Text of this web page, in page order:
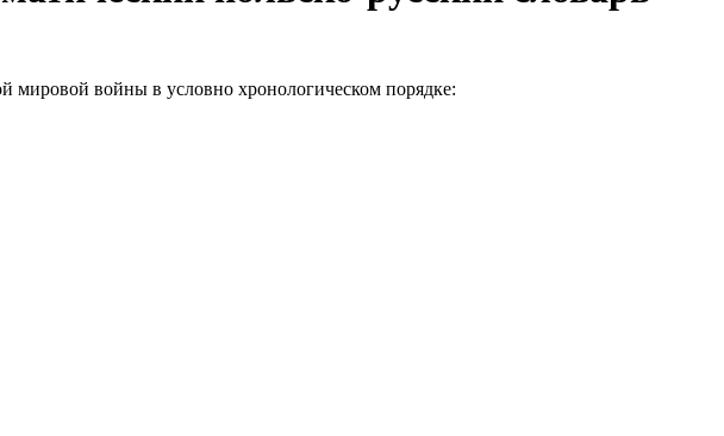
мировой войны в условно хронологическом порядке: